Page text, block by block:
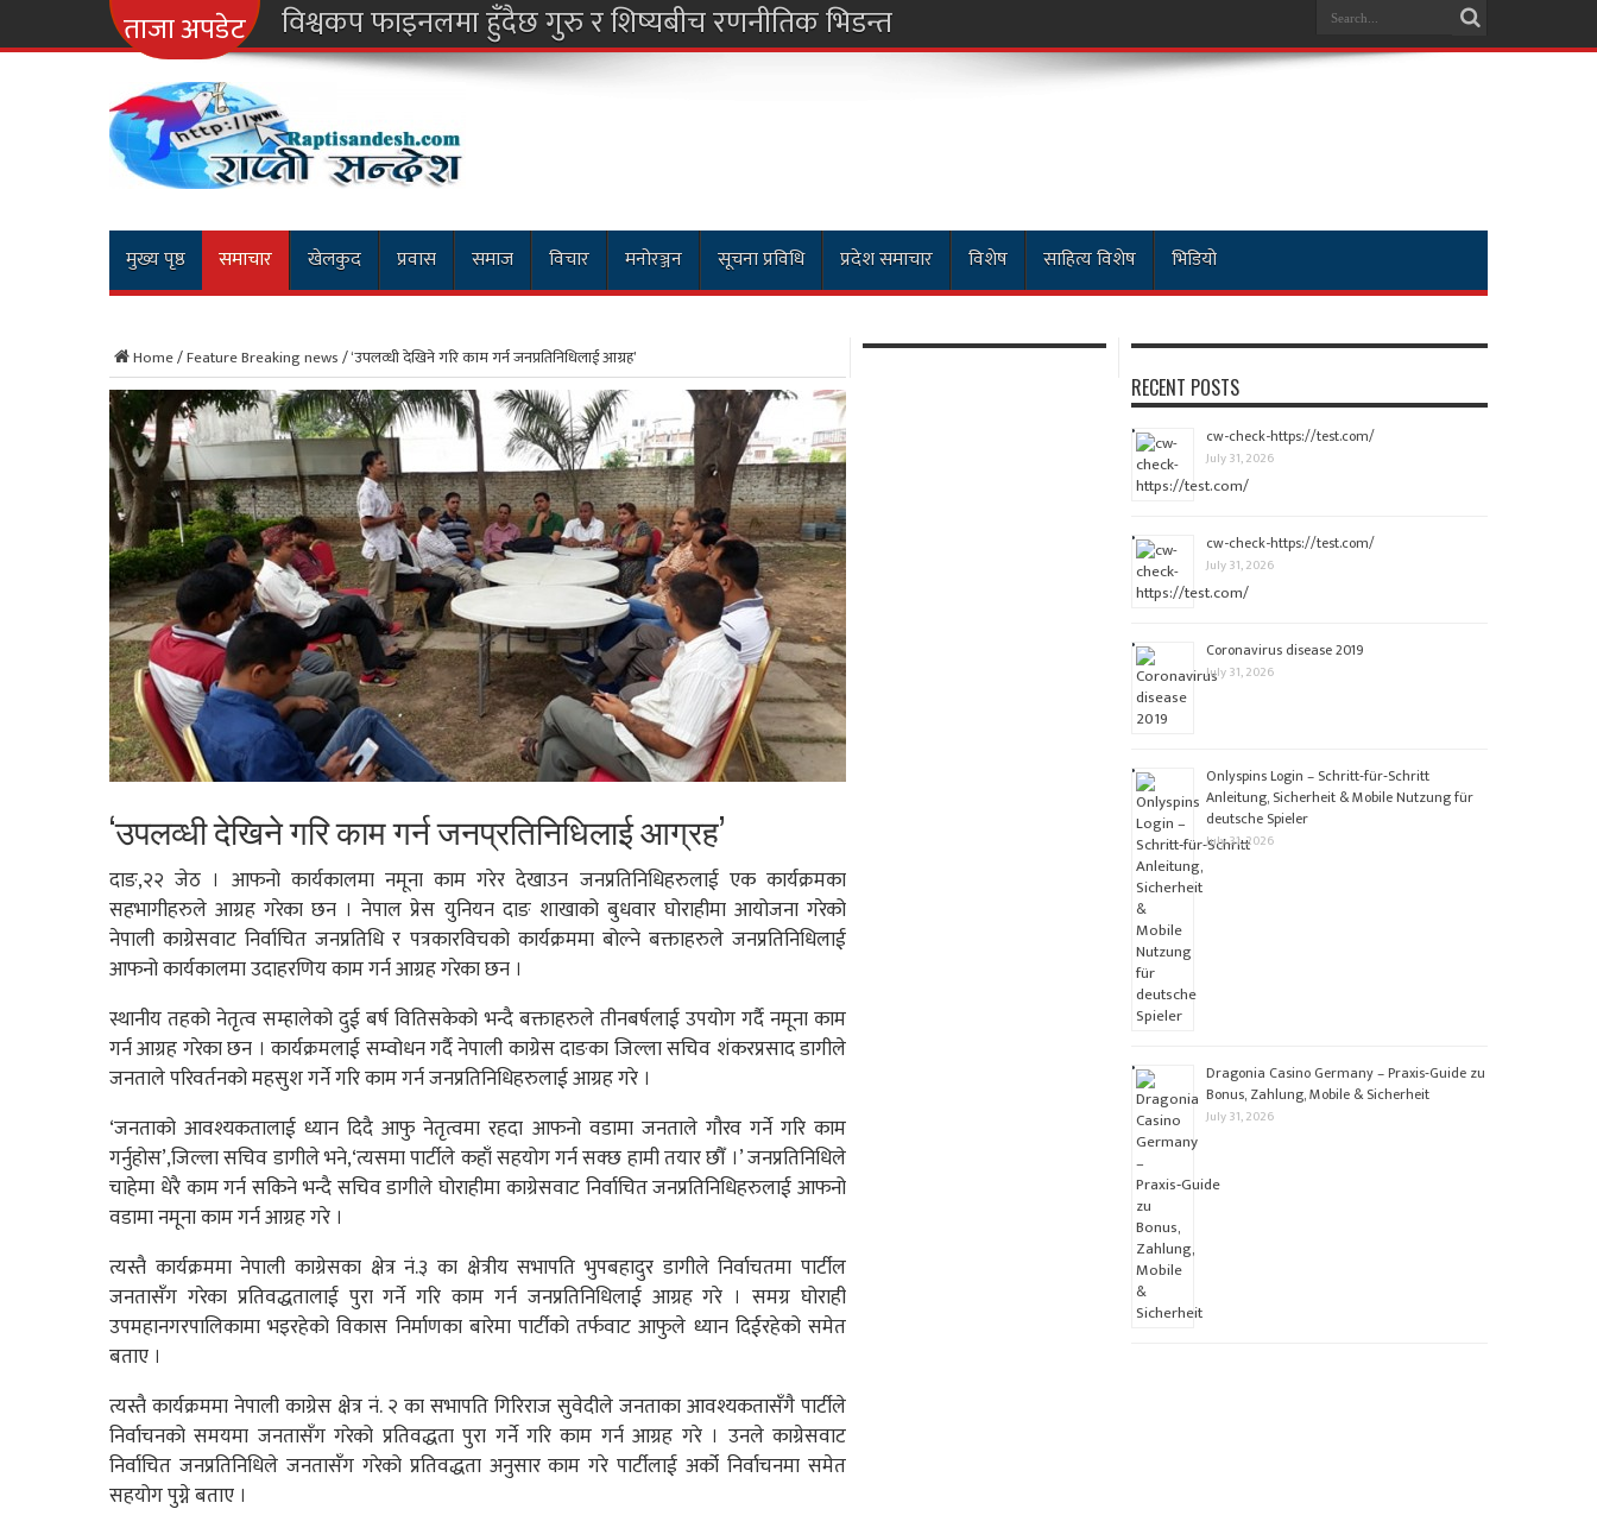
ताजा अपडेट नारायण
मुख्य पृष्ठ समाचार खेलकुद प्रवास समाज विचार मनोरञ्जन सूचना प्रविधि प्रदेश समाचार विशेष साहित्य विशेष भिडियो
Home/Feature Breaking news/‘उपलव्धी देखिने गरि काम गर्न जनप्रतिनिधिलाई आग्रह’
‘उपलव्धी देखिने गरि काम गर्न जनप्रतिनिधिलाई आग्रह’
दाङ,२२ जेठ । आफनो कार्यकालमा नमूना काम गरेर देखाउन जनप्रतिनिधिहरुलाई एक कार्यक्रमका
सहभागीहरुले आग्रह गरेका छन । नेपाल प्रेस युनियन दाङ शाखाको बुधवार घोराहीमा आयोजना गरेको
नेपाली काग्रेसवाट निर्वाचित जनप्रतिधि र पत्रकारविचको कार्यक्रममा बोल्ने बक्ताहरुले जनप्रतिनिधिलाई
आफनो कार्यकालमा उदाहरणिय काम गर्न आग्रह गरेका छन ।
स्थानीय तहको नेतृत्व सम्हालेको दुई बर्ष वितिसकेको भन्दै बक्ताहरुले तीनबर्षलाई उपयोग गर्दै नमूना काम
गर्न आग्रह गरेका छन । कार्यक्रमलाई सम्वोधन गर्दै नेपाली काग्रेस दाङका जिल्ला सचिव शंकरप्रसाद डागीले
जनताले परिवर्तनको महसुश गर्ने गरि काम गर्न जनप्रतिनिधिहरुलाई आग्रह गरे ।
‘जनताको आवश्यकतालाई ध्यान दिदै आफु नेतृत्वमा रहदा आफनो वडामा जनताले गौरव गर्ने गरि काम
गर्नुहोस’,जिल्ला सचिव डागीले भने,‘त्यसमा पार्टीले कहाँ सहयोग गर्न सक्छ हामी तयार छौँ ।’ जनप्रतिनिधिले
चाहेमा धेरै काम गर्न सकिने भन्दै सचिव डागीले घोराहीमा काग्रेसवाट निर्वाचित जनप्रतिनिधिहरुलाई आफनो
वडामा नमूना काम गर्न आग्रह गरे ।
त्यस्तै कार्यक्रममा नेपाली काग्रेसका क्षेत्र नं.३ का क्षेत्रीय सभापति भुपबहादुर डागीले निर्वाचतमा पार्टील
जनतासँग गरेका प्रतिवद्धतालाई पुरा गर्ने गरि काम गर्न जनप्रतिनिधिलाई आग्रह गरे । समग्र घोराही
उपमहानगरपालिकामा भइरहेको विकास निर्माणका बारेमा पार्टीको तर्फवाट आफुले ध्यान दिईरहेको समेत
बताए ।
त्यस्तै कार्यक्रममा नेपाली काग्रेस क्षेत्र नं. २ का सभापति गिरिराज सुवेदीले जनताका आवश्यकतासँगै पार्टीले
निर्वाचनको समयमा जनतासँग गरेको प्रतिवद्धता पुरा गर्ने गरि काम गर्न आग्रह गरे । उनले काग्रेसवाट
निर्वाचित जनप्रतिनिधिले जनतासँग गरेको प्रतिवद्धता अनुसार काम गरे पार्टीलाई अर्को निर्वाचनमा समेत
सहयोग पुग्ने बताए ।
RECENT POSTS
cw-check-https://test.com/
July 31, 2026
cw-check-https://test.com/
July 31, 2026
Coronavirus disease 2019
July 31, 2026
Onlyspins Login – Schritt‑für‑Schritt
Anleitung, Sicherheit & Mobile Nutzung für
deutsche Spieler
July 31, 2026
Dragonia Casino Germany – Praxis‑Guide zu
Bonus, Zahlung, Mobile & Sicherheit
July 31, 2026